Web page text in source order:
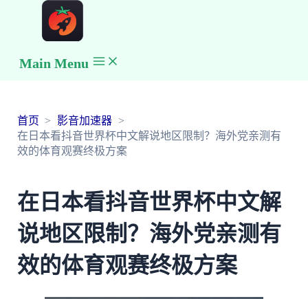
Main Menu
首页
影音加速器
在日本看抖音世界杯中文解说地区限制？海外党亲测有
效的体育观赛终极方案
在日本看抖音世界杯中文解
说地区限制？海外党亲测有
效的体育观赛终极方案